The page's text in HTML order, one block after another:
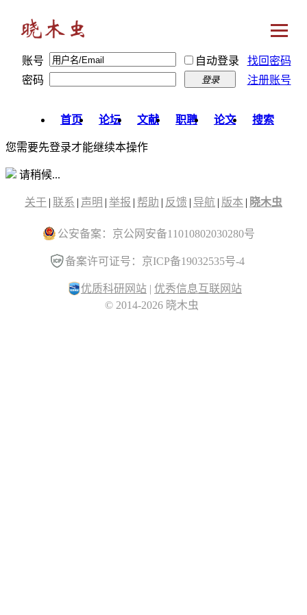
账号 自动登录
找回密码
密码
登录 注册账号
首页 论坛 文献 职聘 论文 搜索
您需要先登录才能继续本操作
请稍候...
关于 | 联系 | 声明 | 举报 | 帮助 | 反馈 | 导航 | 版本 | 晓木虫
公安备案：京公网安备11010802030280号
备案许可证号：京ICP备19032535号-4
优质科研网站 | 优秀信息互联网站
© 2014-2026 晓木虫